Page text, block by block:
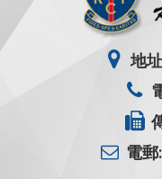
地
電